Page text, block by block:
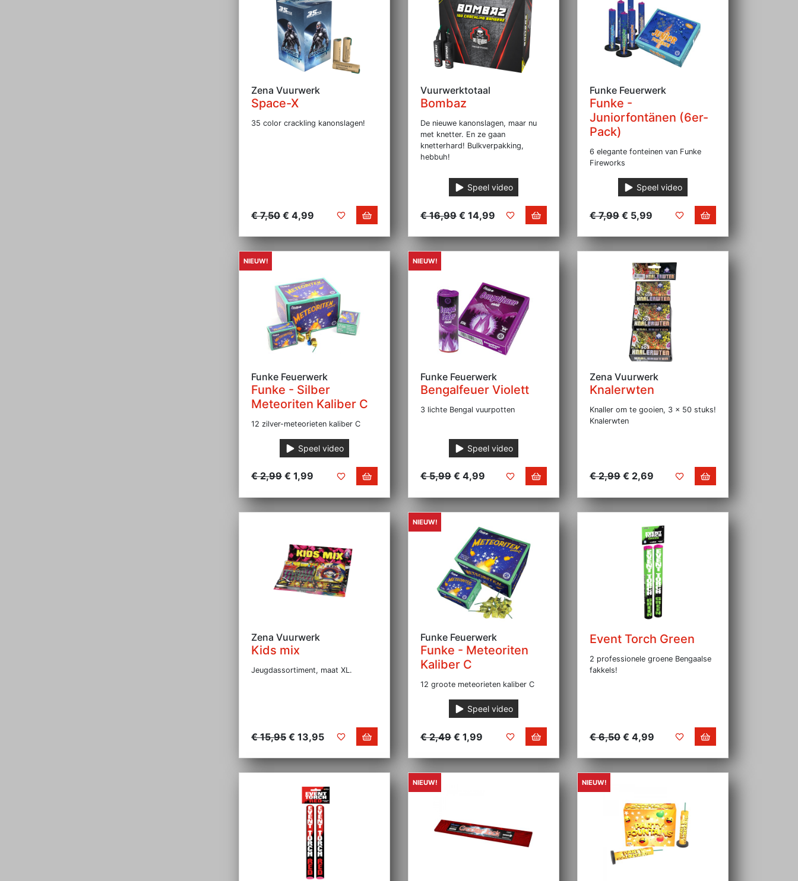
Zena Vuurwerk
Space-X
35 color crackling kanonslagen!
€ 7,50 € 4,99
Vuurwerktotaal
Bombaz
De nieuwe kanonslagen, maar nu
met knetter. En ze gaan
knetterhard! Bulkverpakking,
hebbuh!
Speel video
€ 16,99 € 14,99
Funke Feuerwerk
Funke -
Juniorfontänen (6er-
Pack)
6 elegante fonteinen van Funke
Fireworks
Speel video
€ 7,99 € 5,99
NIEUW!
Funke Feuerwerk
Funke - Silber
Meteoriten Kaliber C
12 zilver-meteorieten kaliber C
Speel video
€ 2,99 € 1,99
NIEUW!
Funke Feuerwerk
Bengalfeuer Violett
3 lichte Bengal vuurpotten
Speel video
€ 5,99 € 4,99
Zena Vuurwerk
Knalerwten
Knaller om te gooien, 3 x 50 stuks!
Knalerwten
€ 2,99 € 2,69
Zena Vuurwerk
Kids mix
Jeugdassortiment, maat XL.
€ 15,95 € 13,95
NIEUW!
Funke Feuerwerk
Funke - Meteoriten
Kaliber C
12 groote meteorieten kaliber C
Speel video
€ 2,49 € 1,99
Event Torch Green
2 professionele groene Bengaalse
fakkels!
€ 6,50 € 4,99
NIEUW! NIEUW!